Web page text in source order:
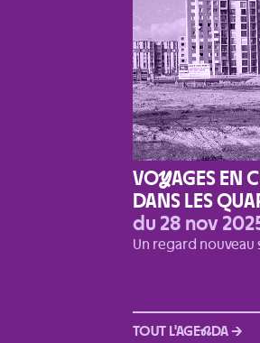
VOYAGES EN
DANS LES
du 28 nov
Un regard nouveau
TOUT L'AGENDA →